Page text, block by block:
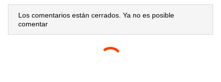
Los comentarios están cerrados. Ya no es posible
comentar